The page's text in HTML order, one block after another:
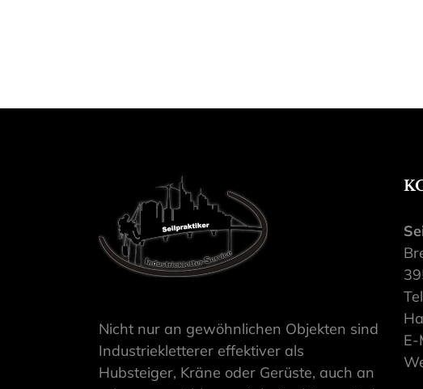
Nicht nur an gewöhnlichen Objekten sind
Industriekletterer effektiver als
Hubsteiger, Kräne oder Gerüste, auch an
E-